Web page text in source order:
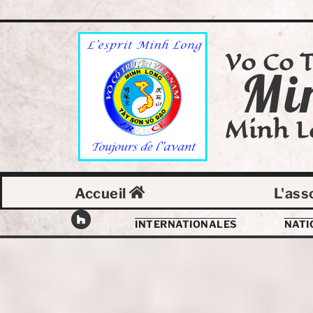
Vo Co
Minh
Accueil
INTERNATIONALES